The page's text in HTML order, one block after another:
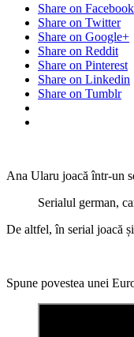
Share on Facebook
Share on Twitter
Share on Google+
Share on Reddit
Share on Pinterest
Share on Linkedin
Share on Tumblr
Ana Ularu joacă într-un
Serialul german,
De altfel, în serial joacă
Spune povestea unei